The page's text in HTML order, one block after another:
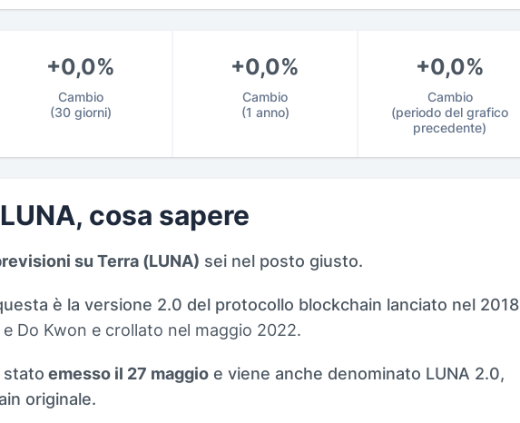
Cambio
(30 giorni)
+0,0%
Cambio
(1 anno)
+0,0%
Cambio
(periodo del grafico
precedente)
+0,0%
cosa sapere
su Terra (LUNA) sei nel posto giusto.
è la versione 2.0 del protocollo blockchain lanciato nel 2018
e Do Kwon e crollato nel maggio 2022.
stato emesso il 27 maggio e viene anche denominato LUNA 2.0,
originale.